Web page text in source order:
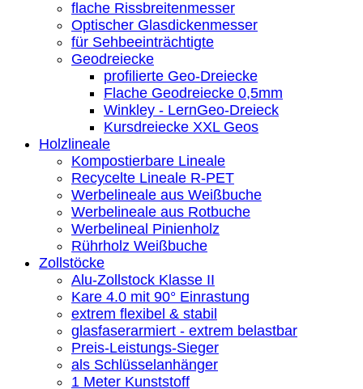
flache Rissbreitenmesser
Optischer Glasdickenmesser
für Sehbeeinträchtigte
Geodreiecke
profilierte Geo-Dreiecke
Flache Geodreiecke 0,5mm
Winkley - LernGeo-Dreieck
Kursdreiecke XXL Geos
Holzlineale
Kompostierbare Lineale
Recycelte Lineale R-PET
Werbelineale aus Weißbuche
Werbelineale aus Rotbuche
Werbelineal Pinienholz
Rührholz Weißbuche
Zollstöcke
Alu-Zollstock Klasse II
Kare 4.0 mit 90° Einrastung
extrem flexibel & stabil
glasfaserarmiert - extrem belastbar
Preis-Leistungs-Sieger
als Schlüsselanhänger
1 Meter Kunststoff